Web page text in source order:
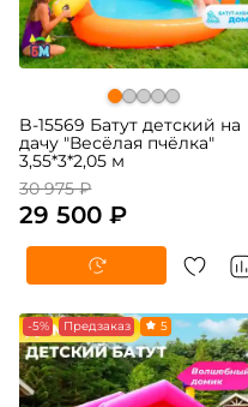
B-15569 Батут детский на
дачу "Весёлая пчёлка"
3,55*3*2,05 м
30 975 ₽
29 500 ₽
-5% Предзаказ 5